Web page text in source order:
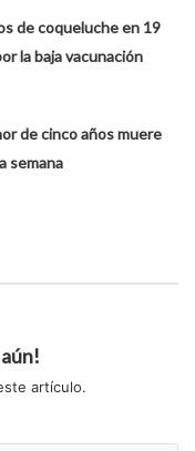
de coqueluche en 19
la baja vacunación
de cinco años muere
semana
artículo.